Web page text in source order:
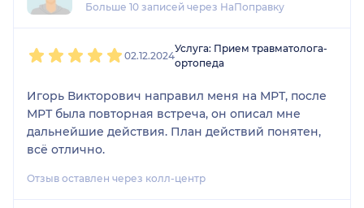
Больше 10 записей через НаПоправку
02.12.2024
Услуга: Прием травматолога-
ортопеда
Игорь Викторович направил меня на МРТ, после
МРТ была повторная встреча, он описал мне
дальнейшие действия. План действий понятен,
всё отлично.
Отзыв оставлен через колл-центр